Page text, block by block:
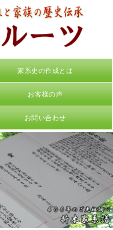
家系史の作成とは
お客様の声
お問い合わせ